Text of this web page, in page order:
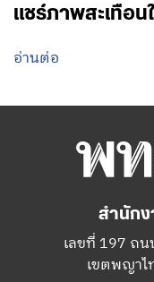
แชร์ภาพสะเทือน
อ่านต่อ
สำนักง
เลขที่ 197 ถ
เขตพญาไ